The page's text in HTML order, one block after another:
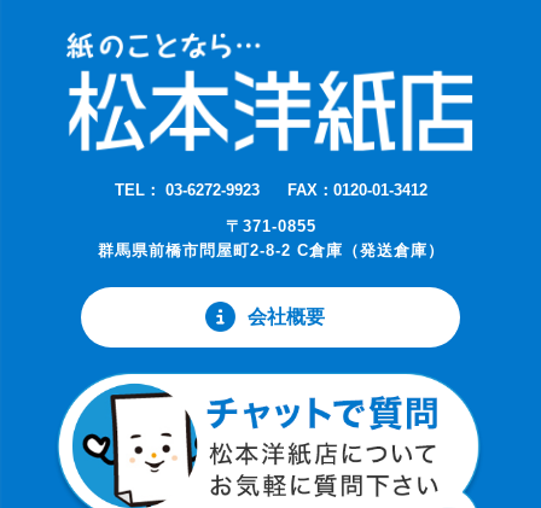
TEL： 03-6272-9923
FAX：0120-01-3412
〒371-0855
群馬県前橋市問屋町2-8-2 C倉庫（発送倉庫）
会社概要